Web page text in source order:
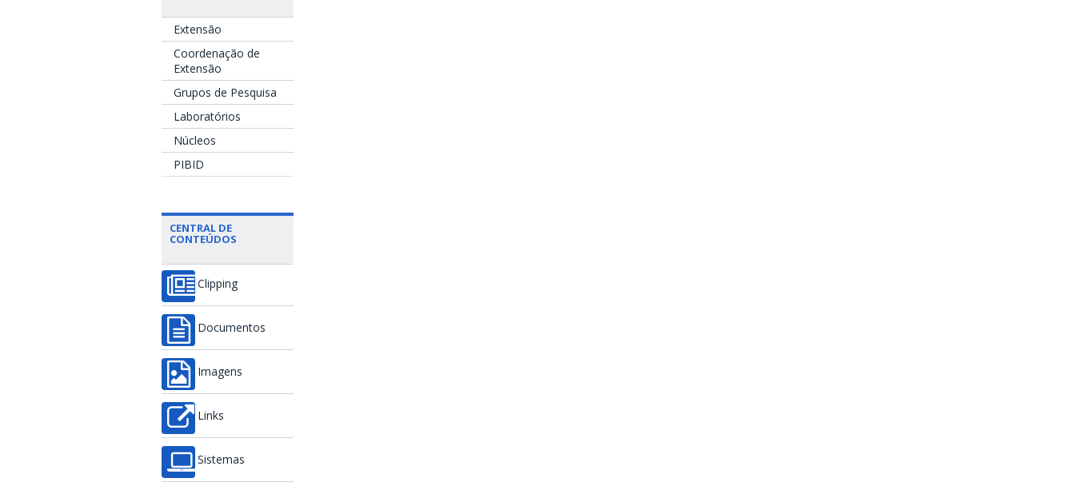
Extensão
Coordenação de
Extensão
Grupos de Pesquisa
Laboratórios
Núcleos
PIBID
CENTRAL DE
CONTEÚDOS
Clipping
Documentos
Imagens
Links
Sistemas